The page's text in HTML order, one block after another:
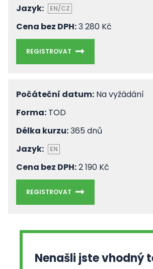
Jazyk:
EN/CZ
Cena bez DPH:3 280 Kč
REGISTROVAT
Počáteční datum: Na vyžádání
Forma: TOD
Délka kurzu:365 dnů
Jazyk:
EN
Cena bez DPH:2 190 Kč
REGISTROVAT
Nenašli jste vhodný